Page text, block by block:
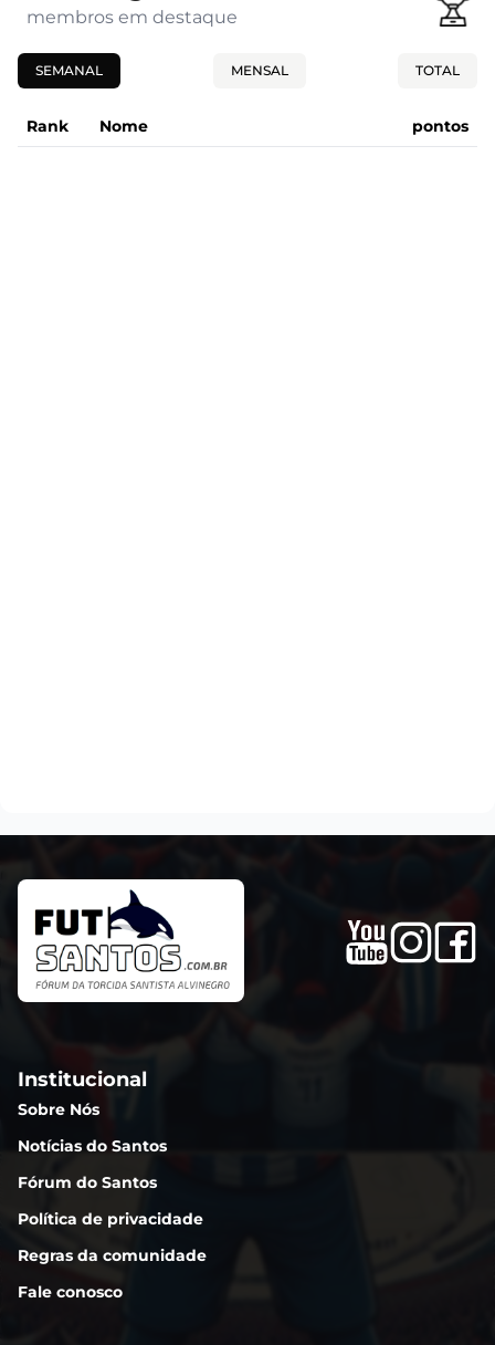
membros em destaque
SEMANAL MENSAL TOTAL
Rank Nome pontos
Institucional
Sobre Nós
Notícias do Santos
Fórum do Santos
Política de privacidade
Regras da comunidade
Fale conosco